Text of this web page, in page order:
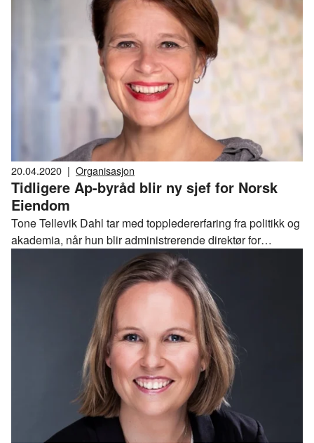
20.04.2020 | Organisasjon
Tidligere Ap-byråd blir ny sjef for Norsk
Eiendom
Tone Tellevik Dahl tar med toppledererfaring fra politikk og
akademia, når hun blir administrerende direktør for
bransjeforeningen Norsk Eiendom.